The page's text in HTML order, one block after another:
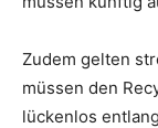
Zudem gelten
müssen den
lückenlos